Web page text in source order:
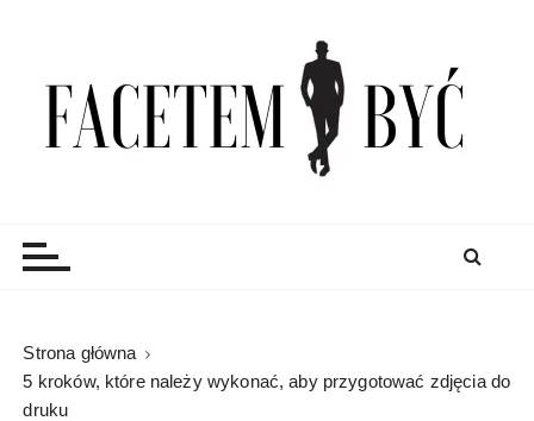
Strona główna
5 kroków, które należy wykonać, aby przygotować zdjęcia do
druku